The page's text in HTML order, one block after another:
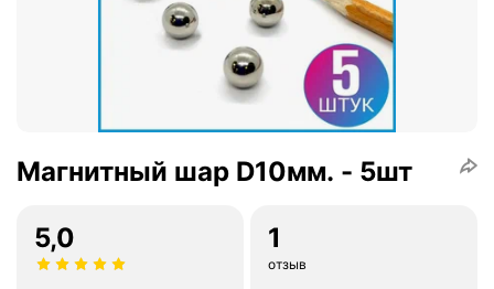
Магнитный шар D10мм. - 5шт
5,0 1
отзыв